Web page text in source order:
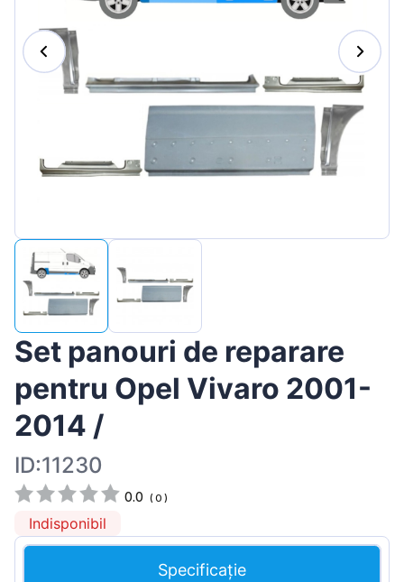
Magyar
Português
Latvian
Set panouri de reparare
pentru Opel Vivaro 2001-
2014 /
ID:11230
0.0 (0 )
Indisponibil
Specificație